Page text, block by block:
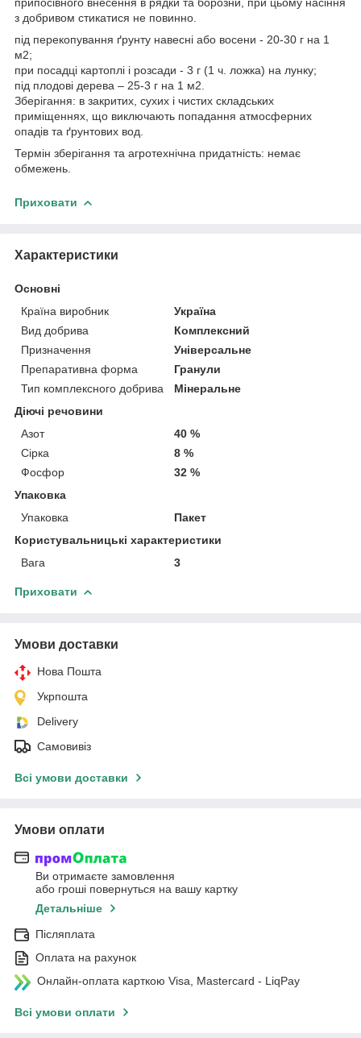
з добривом стикатися не повинно.
під перекопування ґрунту навесні або восени - 20-30 г на 1
м2;
при посадці картоплі і розсади - 3 г (1 ч. ложка) на лунку;
під плодові дерева – 25-3 г на 1 м2.
Зберігання: в закритих, сухих і чистих складських
приміщеннях, що виключають попадання атмосферних
опадів та ґрунтових вод.
Термін зберігання та агротехнічна придатність: немає
обмежень.
Приховати
Характеристики
Основні
Країна виробник
Україна
Вид добрива
Комплексний
Призначення
Універсальне
Препаративна форма
Гранули
Тип комплексного добрива
Мінеральне
Діючі речовини
Азот
40 %
Сірка
8 %
Фосфор
32 %
Упаковка
Упаковка
Пакет
Користувальницькі характеристики
Вага
3
Приховати
Умови доставки
Нова Пошта
Укрпошта
Delivery
Самовивіз
Всі умови доставки
Умови оплати
Ви отримаєте замовлення
або гроші повернуться на вашу картку
Детальніше
Післяплата
Оплата на рахунок
Онлайн-оплата карткою Visa, Mastercard - LiqPay
Всі умови оплати